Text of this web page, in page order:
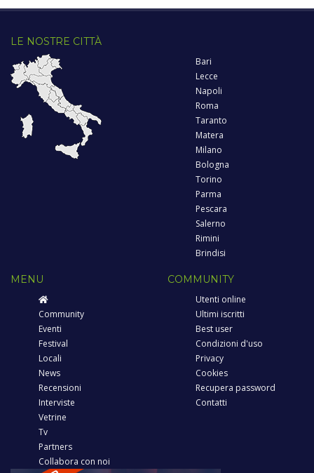
LE NOSTRE CITTÀ
Bari
Lecce
Napoli
Roma
Taranto
Matera
Milano
Bologna
Torino
Parma
Pescara
Salerno
Rimini
Brindisi
MENU
Community
Eventi
Festival
Locali
News
Recensioni
Interviste
Vetrine
Tv
Partners
Collabora con noi
COMMUNITY
Utenti online
Ultimi iscritti
Best user
Condizioni d'uso
Privacy
Cookies
Recupera password
Contatti